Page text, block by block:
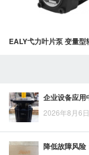
2026年8月6日